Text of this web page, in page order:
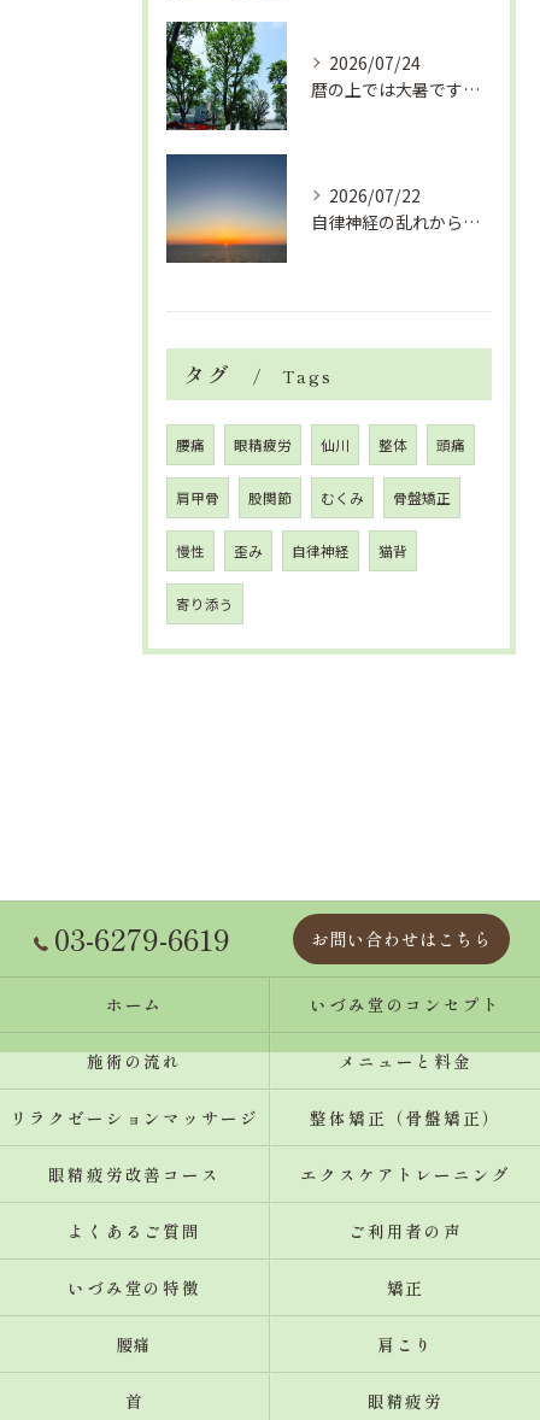
2026/07/24
暦の上では大暑です！腰痛や肩こりから来る頭痛
2026/07/22
自律神経の乱れから生活習慣病、血液循環の滞り
タグ Tags
腰痛 眼精疲労 仙川 整体 頭痛
肩甲骨 股関節 むくみ 骨盤矯正
慢性 歪み 自律神経 猫背
寄り添う
03-6279-6619 お問い合わせはこちら
ホーム いづみ堂のコンセプト
施術の流れ メニューと料金
リラクゼーションマッサージ 整体矯正（骨盤矯正）
眼精疲労改善コース エクスケアトレーニング
よくあるご質問 ご利用者の声
いづみ堂の特徴 矯正
腰痛 肩こり
首 眼精疲労